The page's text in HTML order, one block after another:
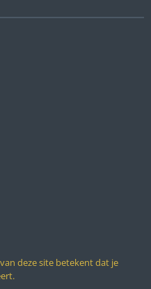
deze site betekent dat je